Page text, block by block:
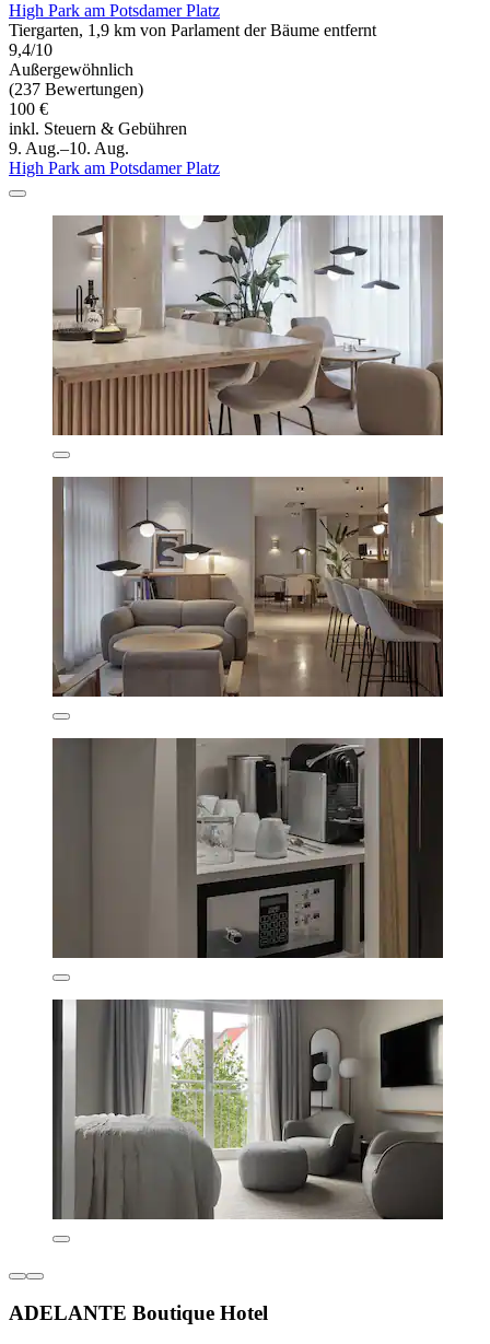
High Park am Potsdamer Platz
Tiergarten, 1,9 km von Parlament der Bäume entfernt
9,4/10
Außergewöhnlich
(237 Bewertungen)
100 €
inkl. Steuern & Gebühren
9. Aug.–10. Aug.
High Park am Potsdamer Platz
ADELANTE Boutique Hotel